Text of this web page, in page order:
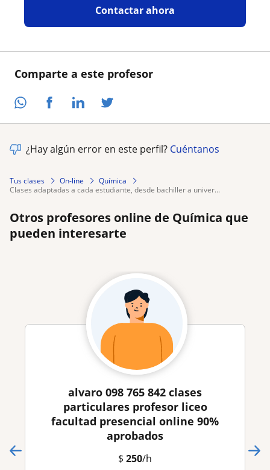
Comparte a este profesor
Contactar ahora
¿Hay algún error en este perfil? Cuéntanos
Tus clases On-line
Química
clases adaptadas a cada estudiante, desde bachiller a univer...
Otros profesores online de Química que
pueden interesarte
alvaro 098 765 842 clases
particulares profesor liceo
facultad presencial online 90%
aprobados
$ 250/h